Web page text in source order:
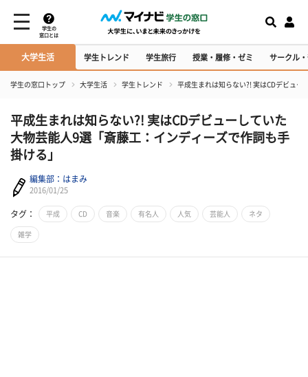
学生の
窓口とは
大学生活 学生トレンド 学生旅行 授業・履修・ゼミ サークル
学生の窓口トップ 大学生活 学生トレンド 平成生まれは知らない?! 実はCDデビュ
平成生まれは知らない?! 実はCDデビューしていた
大物芸能人9選「斎藤工：インディーズで作詞も手
掛ける」
編集部：はまみ
2016/01/25
タグ： 平成 CD 音楽 有名人 人気 芸能人 ネタ
雑学